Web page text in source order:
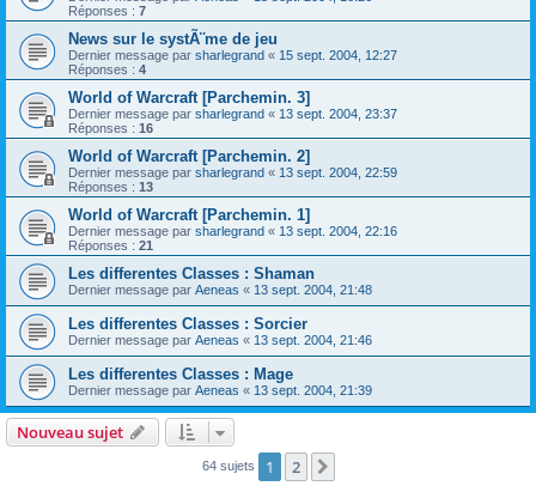
Réponses : 7
News sur le systÃ¨me de jeu
Dernier message par sharlegrand « 15 sept. 2004, 12:27
Réponses : 4
World of Warcraft [Parchemin. 3]
Dernier message par sharlegrand « 13 sept. 2004, 23:37
Réponses : 16
World of Warcraft [Parchemin. 2]
Dernier message par sharlegrand « 13 sept. 2004, 22:59
Réponses : 13
World of Warcraft [Parchemin. 1]
Dernier message par sharlegrand « 13 sept. 2004, 22:16
Réponses : 21
Les differentes Classes : Shaman
Dernier message par Aeneas « 13 sept. 2004, 21:48
Les differentes Classes : Sorcier
Dernier message par Aeneas « 13 sept. 2004, 21:46
Les differentes Classes : Mage
Dernier message par Aeneas « 13 sept. 2004, 21:39
Nouveau sujet
64 sujets 1 2